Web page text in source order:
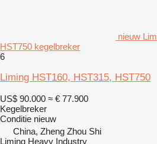
nieuw
HST750 kegelbreker
6
Liming HST160, HST315, HST750
US$ 90.000 ≈ € 77.900
Kegelbreker
Conditie nieuw
China, Zheng Zhou Shi
Liming Heavy Industry